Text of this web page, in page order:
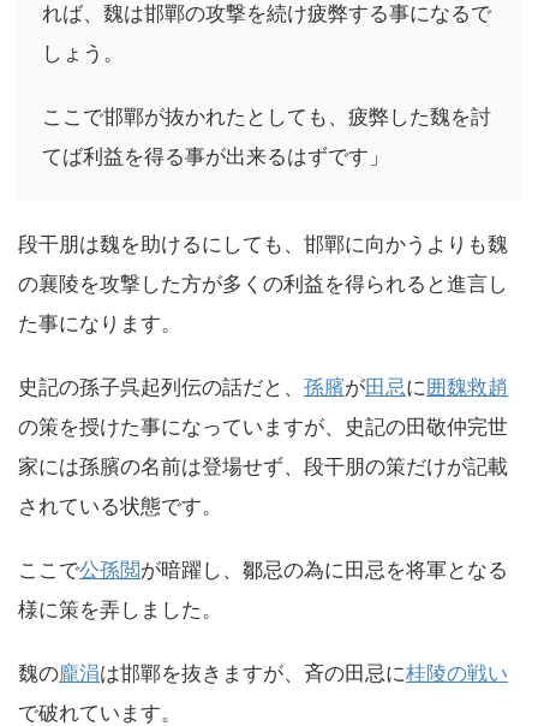
れば、魏は邯鄲の攻撃を続け疲弊する事になるで
しょう。
ここで邯鄲が抜かれたとしても、疲弊した魏を討
てば利益を得る事が出来るはずです」
段干朋は魏を助けるにしても、邯鄲に向かうよりも魏
の襄陵を攻撃した方が多くの利益を得られると進言し
た事になります。
史記の孫子呉起列伝の話だと、 孫臏が田忌に囲魏救趙
の策を授けた事になっていますが、史記の田敬仲完世
家には孫臏の名前は登場せず、段干朋の策だけが記載
されている状態です。
ここで公孫閲が暗躍し、鄒忌の為に田忌を将軍となる
様に策を弄しました。
魏の龐涓は邯鄲を抜きますが、斉の田忌に桂陵の戦い
で破れています。